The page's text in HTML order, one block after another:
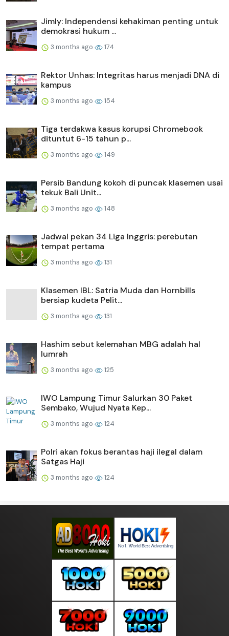
Jimly: Independensi kehakiman penting untuk
demokrasi hukum ...
3 months ago 174
Rektor Unhas: Integritas harus menjadi DNA di
kampus
3 months ago 154
Tiga terdakwa kasus korupsi Chromebook
dituntut 6-15 tahun p...
3 months ago 149
Persib Bandung kokoh di puncak klasemen usai
tekuk Bali Unit...
3 months ago 148
Jadwal pekan 34 Liga Inggris: perebutan
tempat pertama
3 months ago 131
Klasemen IBL: Satria Muda dan Hornbills
bersiap kudeta Pelit...
3 months ago 131
Hashim sebut kelemahan MBG adalah hal
lumrah
3 months ago 125
IWO Lampung Timur Salurkan 30 Paket
Sembako, Wujud Nyata Kep...
3 months ago 124
Polri akan fokus berantas haji ilegal dalam
Satgas Haji
3 months ago 124